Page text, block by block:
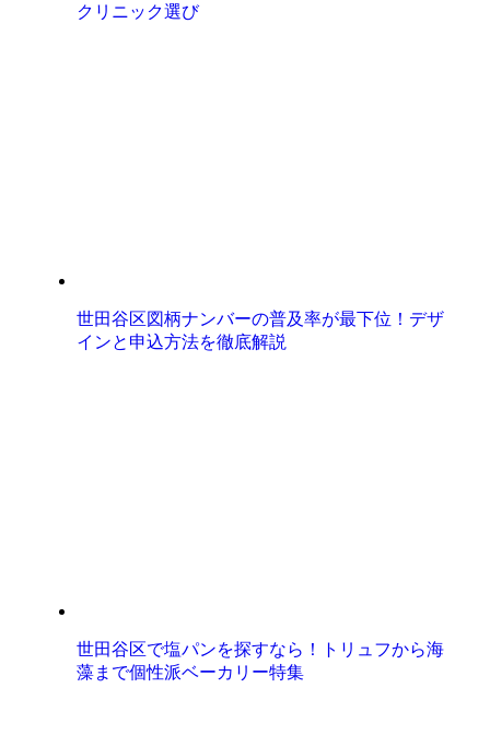
クリニック選び
世田谷区図柄ナンバーの普及率が最下位！デザ
インと申込方法を徹底解説
世田谷区で塩パンを探すなら！トリュフから海
藻まで個性派ベーカリー特集